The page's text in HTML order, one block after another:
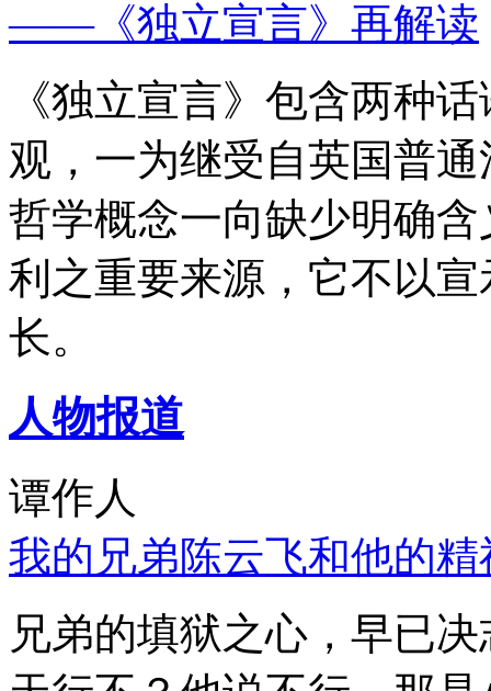
——《独立宣言》再解读
《独立宣言》包含两种
观，一为继受自英国普
哲学概念一向缺少明确
利之重要来源，它不以
长。
人物报道
谭作人
我的兄弟陈云飞和他的
兄弟的填狱之心，早已